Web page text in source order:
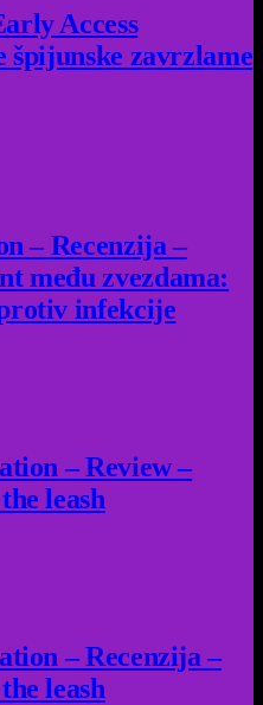
Access
špijunske zavrzlame
– Recenzija –
među zvezdama:
infekcije
– Review –
leash
– Recenzija –
leash